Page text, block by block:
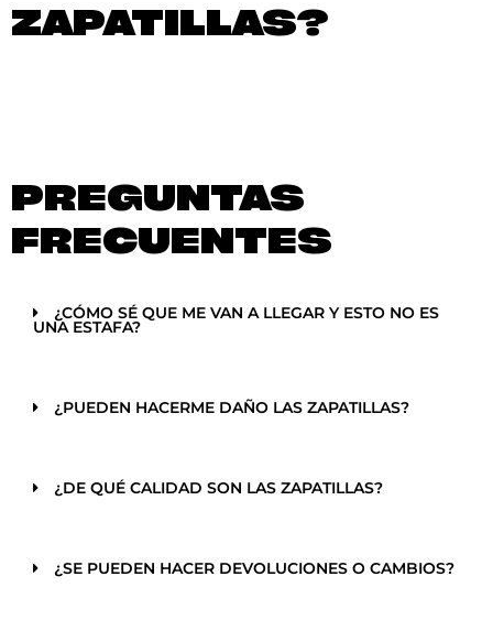
ZAPATILLAS?
PREGUNTAS
FRECUENTES
¿CÓMO SÉ QUE ME VAN A LLEGAR Y ESTO NO ES
UNA ESTAFA?
¿PUEDEN HACERME DAÑO LAS ZAPATILLAS?
¿DE QUÉ CALIDAD SON LAS ZAPATILLAS?
¿SE PUEDEN HACER DEVOLUCIONES O CAMBIOS?